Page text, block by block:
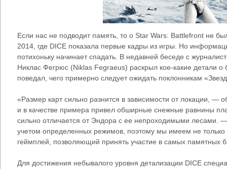
Если нас не подводит память, то о Star Wars: Battlefront не
2014, где DICE показала первые кадры из игры. Но
потихоньку начинает спадать. В недавней беседе с
Никлас Фегрюс (Niklas Fegraeus) раскрыл кое-какие детали о
поведал, чего примерно следует ожидать поклонникам
«Размер карт сильно разнится в зависимости от локации, —
и в качестве примера привел обширные снежные равнины
сильно отличается от Эндора с ее непроходимыми лесами.
учетом определенных режимов, поэтому мы имеем не
геймплей, позволяющий принять участие в самых памятных
Для достижения небывалого уровня детализации DICE